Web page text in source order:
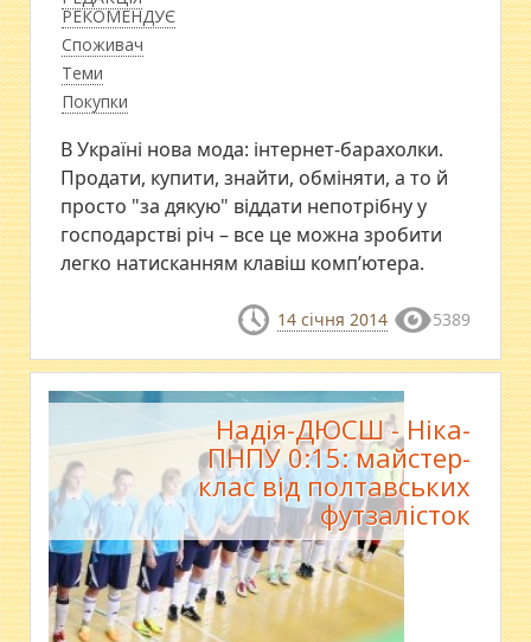
РЕКОМЕНДУЄ
Споживач
Теми
Покупки
В Україні нова мода: інтернет-барахолки.
Продати, купити, знайти, обміняти, а то й
просто "за дякую" віддати непотрібну у
господарстві річ – все це можна зробити
легко натисканням клавіш комп’ютера.
14 січня 2014 5389
Надія-ДЮСШ - Ніка-
ПНПУ 0:15: майстер-
клас від полтавських
футзалісток